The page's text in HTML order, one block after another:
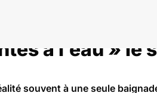
à l’eau » le
souvent à une seule